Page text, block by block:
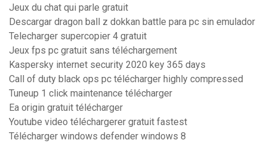
Jeux du chat qui parle gratuit
Descargar dragon ball z dokkan battle para pc sin emulador
Telecharger supercopier 4 gratuit
Jeux fps pc gratuit sans téléchargement
Kaspersky internet security 2020 key 365 days
Call of duty black ops pc télécharger highly compressed
Tuneup 1 click maintenance télécharger
Ea origin gratuit télécharger
Youtube video téléchargerer gratuit fastest
Télécharger windows defender windows 8